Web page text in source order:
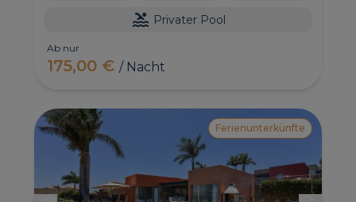
Privater Pool
Ab nur
175,00 €/ Nacht
Ferienunterkünfte